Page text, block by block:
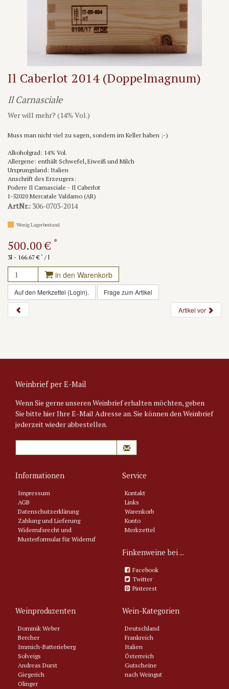
Il Caberlot 2014 (Doppelmagnum)
Il Carnasciale
Wer will mehr? (14% Vol.)
Muss man nicht viel zu sagen, sondern im Keller haben ;-)
Alkoholgrad: 14% Vol.
Allergene: enthält Schwefel, Eiweiß und Milch
Ursprungsland: Italien
Anschrift des Erzeugers:
Podere Il Carnasciale - Il Caberlot
I-52020 Mercatale Valdarno (AR)
ArtNr.: 306-0703-2014
Wenig Lagerbestand
500.00 € *
3l - 166.67 € * / l
in den Warenkorb
Auf den Merkzettel (Login). Frage zum Artikel
Artikel vor
Weinbrief per E-Mail
Wenn Sie gerne unseren Weinbrief erhalten möchten, geben
Sie bitte hier Ihre E-Mail Adresse an. Sie können den Weinbrief
jederzeit wieder abbestellen.
Informationen
Impressum
AGB
Datenschutzerklärung
Zahlung und Lieferung
Widerrufsrecht und
Musterformular für Widerruf
Service
Kontakt
Links
Warenkorb
Konto
Merkzettel
Finkenweine bei ...
Facebook
Twitter
Pinterest
Weinproduzenten
Dominik Weber
Bercher
Immich-Batterieberg
Solveigs
Andreas Durst
Giegerich
Olinger
Wein-Kategorien
Deutschland
Frankreich
Italien
Österreich
Gutscheine
nach Weingut